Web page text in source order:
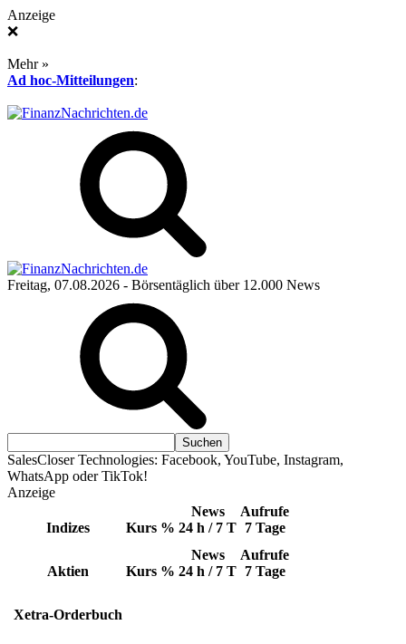
Anzeige
❌
Mehr »
Ad hoc-Mitteilungen:
Freitag, 07.08.2026 - Börsentäglich über 12.000 News
SalesCloser Technologies: Facebook, YouTube, Instagram,
WhatsApp oder TikTok!
Anzeige
Indizes Kurs %
News
24 h / 7 T
Aufrufe
7 Tage
Aktien Kurs %
News
24 h / 7 T
Aufrufe
7 Tage
Xetra-Orderbuch